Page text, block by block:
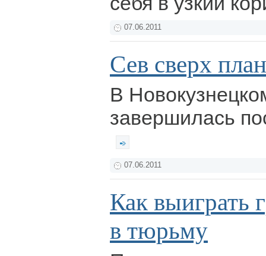
07.06.2011
Сев сверх
В
завершилась
07.06.2011
Как выиграть
в тюрьму